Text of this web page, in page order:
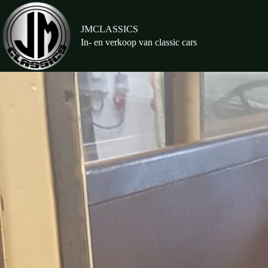
naar
de
inhoud
JMCLASSICS
In- en verkoop van classic cars